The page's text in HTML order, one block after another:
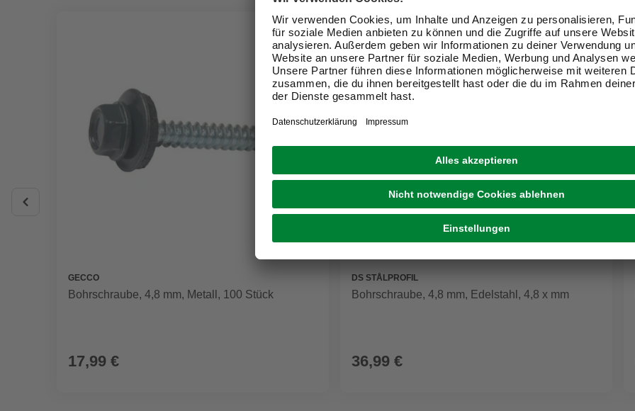
GECCO
Bohrschraube, 4,8 mm, Metall, 100 Stück
17,99 €
DS STÅLPROFIL
Bohrschraube, 4,8 mm, Edelstahl, 4,8 x mm
36,99 €